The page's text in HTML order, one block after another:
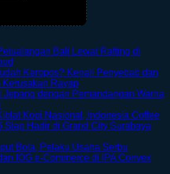
Bali Lewat Rafting di
Comments
on
Menikmati
Petualangan
Bali
Rafting
di
Keropos? Kenali Penyebab dan
RayapNo
Comments
Furnitur
Kayu
Keropos?
Kenali
Jepang dengan Pemandangan Warna
Comments
on
Bunga
di
Kopi Nasional, Indonesia Coffee
Siap Hadir di Grand City Surabaya
Bola, Pelaku Usaha Serbu
IOG e-Commerce di IPA Convex